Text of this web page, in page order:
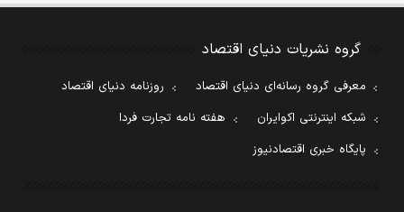
گروه نشریات دنیای اقتصاد
معرفی گروه رسانه‌ای دنیای اقتصاد
روزنامه دنیای اقتصاد
شبکه اینترنتی اکوایران
هفته نامه تجارت فردا
پایگاه خبری اقتصادنیوز